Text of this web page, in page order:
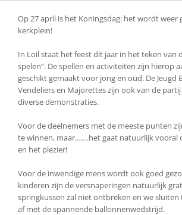
Op 27 april is het Koningsdag: het wordt weer
kerkplein!
In Loil staat het feest dit jaar in het teken van
spelen”. De spellen en activiteiten zijn hierop
geschikt gemaakt voor jong en oud. De Jeugd
Vendeliers en Majorettes zijn ook van de
diverse demonstraties.
Voor de deelnemers met de meeste punten
te winnen, maar…….het gaat natuurlijk vooral
en het plezier!
Voor de inwendige mens wordt ook goed
kinderen zijn de versnaperingen natuurlijk
springkussen zal niet ontbreken en we
af met de spannende ballonnenwedstrijd.